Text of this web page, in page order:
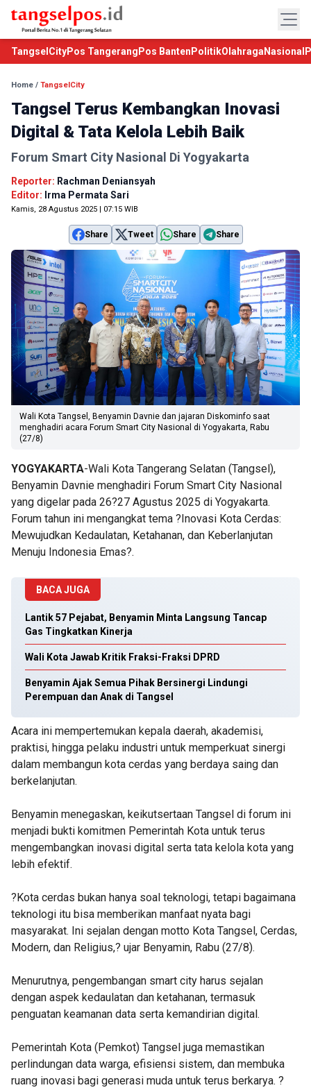
TangselCityPos Tangerang Pos Banten PolitikOlahraga Nasional
Home / TangselCity
Tangsel Terus Kembangkan Inovasi
Digital & Tata Kelola Lebih Baik
Forum Smart City Nasional Di Yogyakarta
Reporter: Rachman Deniansyah
Editor: Irma Permata Sari
Kamis, 28 Agustus 2025 | 07:15 WIB
Share Tweet Share Share
Wali Kota Tangsel, Benyamin Davnie dan jajaran Diskominfo saat
menghadiri acara Forum Smart City Nasional di Yogyakarta, Rabu
(27/8)
YOGYAKARTA-Wali Kota Tangerang Selatan (Tangsel),
Benyamin Davnie menghadiri Forum Smart City Nasional
yang digelar pada 26?27 Agustus 2025 di Yogyakarta.
Forum tahun ini mengangkat tema ?Inovasi Kota Cerdas:
Mewujudkan Kedaulatan, Ketahanan, dan Keberlanjutan
Menuju Indonesia Emas?.
BACA JUGA
Lantik 57 Pejabat, Benyamin Minta Langsung Tancap
Gas Tingkatkan Kinerja
Wali Kota Jawab Kritik Fraksi-Fraksi DPRD
Benyamin Ajak Semua Pihak Bersinergi Lindungi
Perempuan dan Anak di Tangsel
Acara ini mempertemukan kepala daerah, akademisi,
praktisi, hingga pelaku industri untuk memperkuat sinergi
dalam membangun kota cerdas yang berdaya saing dan
berkelanjutan.
Benyamin menegaskan, keikutsertaan Tangsel di forum ini
menjadi bukti komitmen Pemerintah Kota untuk terus
mengembangkan inovasi digital serta tata kelola kota yang
lebih efektif.
?Kota cerdas bukan hanya soal teknologi, tetapi bagaimana
teknologi itu bisa memberikan manfaat nyata bagi
masyarakat. Ini sejalan dengan motto Kota Tangsel, Cerdas,
Modern, dan Religius,? ujar Benyamin, Rabu (27/8).
Menurutnya, pengembangan smart city harus sejalan
dengan aspek kedaulatan dan ketahanan, termasuk
penguatan keamanan data serta kemandirian digital.
Pemerintah Kota (Pemkot) Tangsel juga memastikan
perlindungan data warga, efisiensi sistem, dan membuka
ruang inovasi bagi generasi muda untuk terus berkarya. ?